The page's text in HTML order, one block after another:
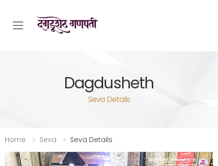
Toggle mobile menu
Dagdusheth
Seva Details
Home Seva Seva Details